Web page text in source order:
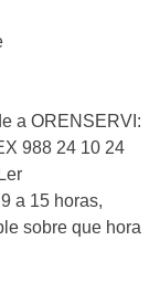
a ORENSERVI:
988 24 10 24
a 15 horas,
sobre que hora